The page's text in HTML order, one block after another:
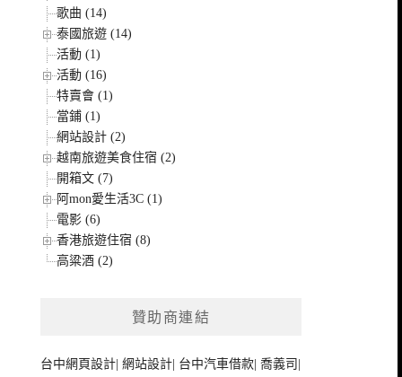
歌曲 (14)
泰國旅遊 (14)
活動 (1)
活動 (16)
特賣會 (1)
當鋪 (1)
網站設計 (2)
越南旅遊美食住宿 (2)
開箱文 (7)
阿mon愛生活3C (1)
電影 (6)
香港旅遊住宿 (8)
高粱酒 (2)
贊助商連結
台中網頁設計 |網站設計 台中汽車借款 |喬義司